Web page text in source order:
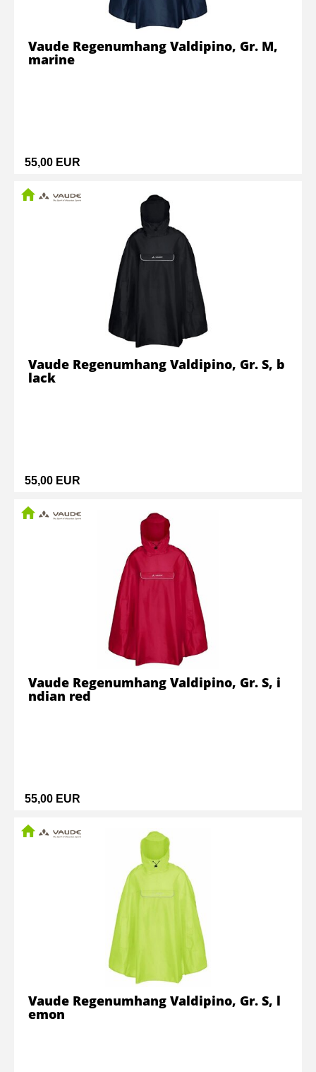
55,00 EUR
Vaude Regenumhang Valdipino, Gr. M,
marine
55,00 EUR
Vaude Regenumhang Valdipino, Gr. S, b
lack
55,00 EUR
Vaude Regenumhang Valdipino, Gr. S, i
ndian red
Vaude Regenumhang Valdipino, Gr. S, l
emon